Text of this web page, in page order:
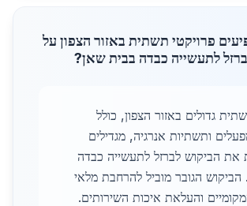
פרויקטי תשתית באזור הצפון על
לתעשייה כבדה בבית שאן?
גדולים באזור הצפון, כולל
ותשתיות אנרגיה, מגדילים
את הביקוש לברזל לתעשייה כבדה
הגובר מוביל להרחבת מלאי
והעלאת איכות השירותים.